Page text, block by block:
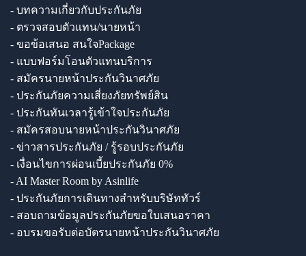
- บทความเกี่ยวกับประกันภัย
- ตรวจสอบตัวแทน/นายหน้า
- ขอข้อเสนอ สนใจPackage
- แบบฟอร์มโอนตัวแทนบริการ
- สมัครนายหน้าประกันวินาศภัย
- ประกันภัยความเสี่ยงภัยทรัพย์สิน
- ประกันทันเวลารู้เข้าใจประกันภัย
- สมัครสอบนายหน้าประกันวินาศภัย
- ข่าวสารประกันภัย / รู้รอบประกันภัย
- เงื่อนไขการผ่อนเบี้ยประกันภัย 0%
- AI Master Room by Asinlife
- ประกันภัยการเดินทางสำหรับบริษัททัวร์
- สอบถามข้อมูลประกันภัยขอใบเสนอราคา
- อบรมขอรับต่อบัตรนายหน้าประกันวินาศภัย